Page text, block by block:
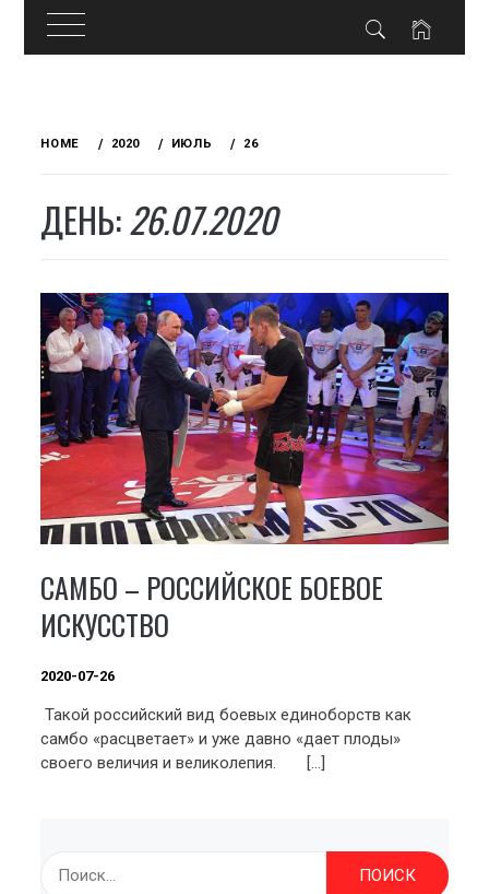
HOME 2020 ИЮЛЬ 26
ДЕНЬ:26.07.2020
САМБО – РОССИЙСКОЕ БОЕВОЕ
ИСКУССТВО
2020-07-26
Такой российский вид боевых единоборств как
самбо «расцветает» и уже давно «дает плоды»
своего величия и великолепия. […]